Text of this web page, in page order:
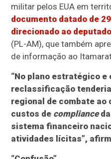
militar pelos EUA em
documento datado de
direcionado ao
(PL-AM), que também
de informação ao
“No plano estratégico e
reclassificação
regional de combate
custos de compliance
sistema financeiro
atividades lícitas”,